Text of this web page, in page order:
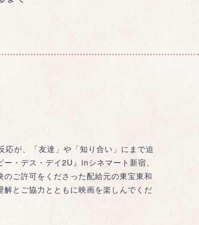
が、「友達」や「知り合い」にまで迫
・デス・デイ2U』inシネマート新宿、
ご許可をくださった配給元の東宝東和
とご協力とともに映画を楽しんでくだ